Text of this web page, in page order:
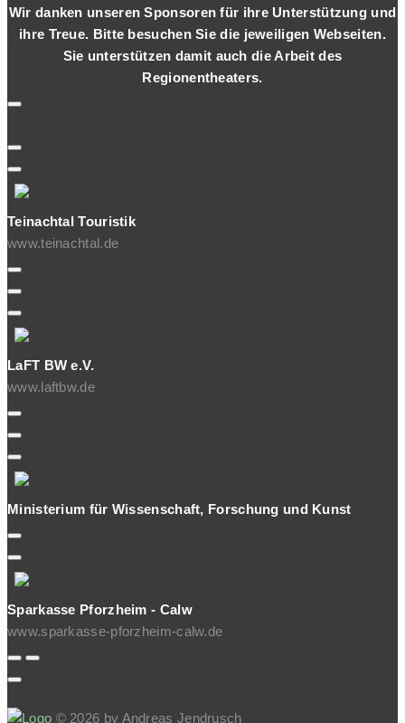
Wir danken unseren Sponsoren für ihre Unterstützung und
ihre Treue. Bitte besuchen Sie die jeweiligen Webseiten.
Sie unterstützen damit auch die Arbeit des
Regionentheaters.
Teinachtal Touristik
www.teinachtal.de
LaFT BW e.V.
www.laftbw.de
Ministerium für Wissenschaft, Forschung und Kunst
Sparkasse Pforzheim - Calw
www.sparkasse-pforzheim-calw.de
© 2026 by Andreas Jendrusch